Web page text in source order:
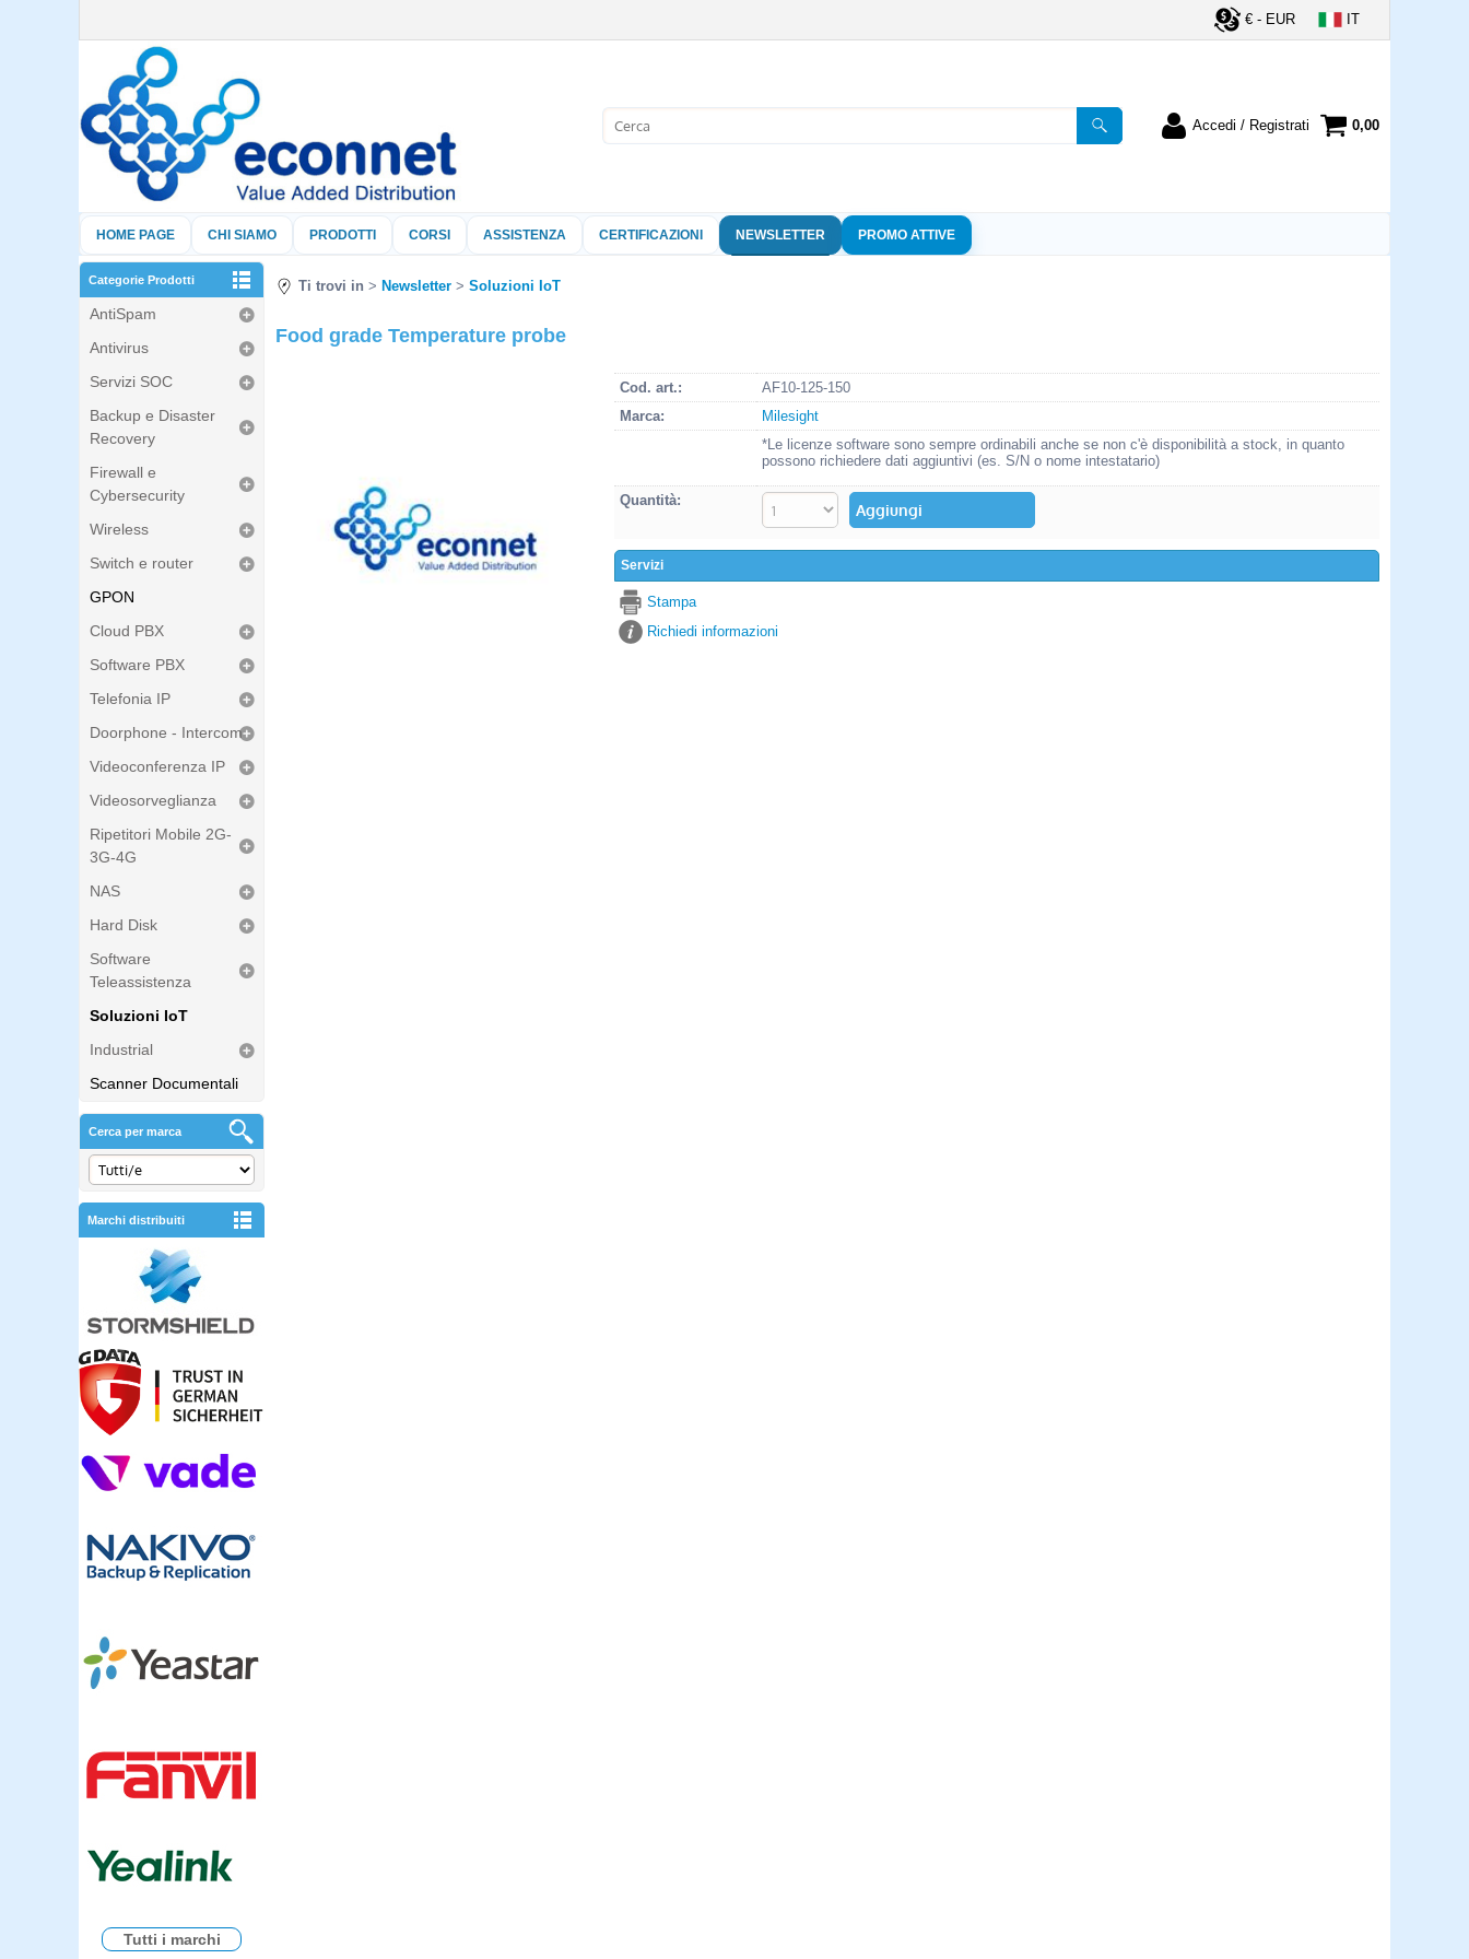
€ - EUR IT
Accedi / Registrati
nome utente e la password e poi
clicca sul pulsante "Accedi"
Hai perso la password?
0,00
HOME PAGE CHI SIAMO PRODOTTI CORSI ASSISTENZA CERTIFICAZIONI NEWSLETTER PROMO ATTIVE
Categorie Prodotti
AntiSpam
Antivirus
Servizi SOC
Backup e Disaster
Recovery
Firewall e
Cybersecurity
Wireless
Switch e router
GPON
Cloud PBX
Software PBX
Telefonia IP
Doorphone - Intercom
Videoconferenza IP
Videosorveglianza
Ripetitori Mobile 2G-
3G-4G
NAS
Hard Disk
Software
Teleassistenza
Soluzioni IoT
Industrial
Scanner Documentali
Cerca per marca
Marchi distribuiti
Tutti i marchi
Ti trovi in Newsletter Soluzioni IoT
Food grade Temperature probe
Cod. art.:
AF10-125-150
Marca:
Milesight
*Le licenze software sono sempre ordinabili anche se non c'è disponibilità a stock, in quanto
possono richiedere dati aggiuntivi (es. S/N o nome intestatario)
Quantità:
Servizi
Stampa
Richiedi informazioni